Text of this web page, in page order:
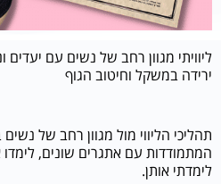
ליוויתי מגוון רחב של נשים עם
ירידה במשקל וחיטוב הגוף
תהליכי הליווי מול מגוון רחב של
המתמודדות עם אתגרים שונים,
לימדתי אותן.